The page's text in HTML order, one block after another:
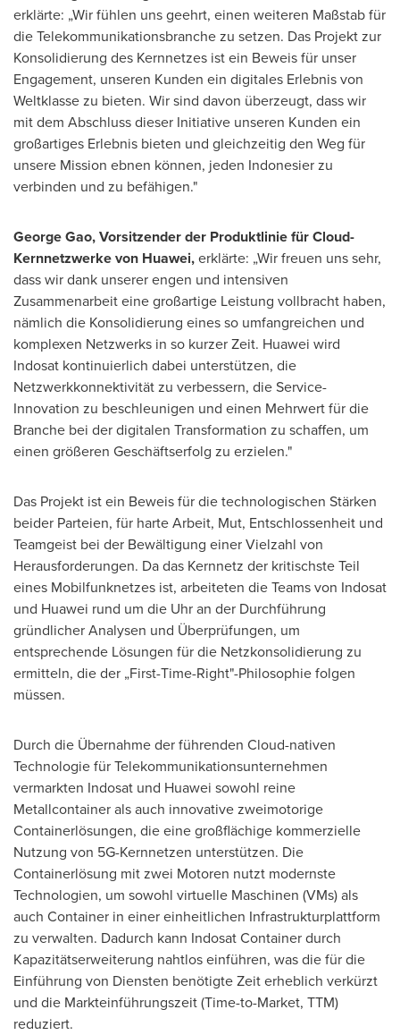
erklärte: „Wir fühlen uns geehrt, einen weiteren Maßstab für
die Telekommunikationsbranche zu setzen. Das Projekt zur
Konsolidierung des Kernnetzes ist ein Beweis für unser
Engagement, unseren Kunden ein digitales Erlebnis von
Weltklasse zu bieten. Wir sind davon überzeugt, dass wir
mit dem Abschluss dieser Initiative unseren Kunden ein
großartiges Erlebnis bieten und gleichzeitig den Weg für
unsere Mission ebnen können, jeden Indonesier zu
verbinden und zu befähigen."
George Gao, Vorsitzender der Produktlinie für Cloud-
Kernnetzwerke von Huawei,erklärte: „Wir freuen uns sehr,
dass wir dank unserer engen und intensiven
Zusammenarbeit eine großartige Leistung vollbracht haben,
nämlich die Konsolidierung eines so umfangreichen und
komplexen Netzwerks in so kurzer Zeit. Huawei wird
Indosat kontinuierlich dabei unterstützen, die
Netzwerkkonnektivität zu verbessern, die Service-
Innovation zu beschleunigen und einen Mehrwert für die
Branche bei der digitalen Transformation zu schaffen, um
einen größeren Geschäftserfolg zu erzielen."
Das Projekt ist ein Beweis für die technologischen Stärken
beider Parteien, für harte Arbeit, Mut, Entschlossenheit und
Teamgeist bei der Bewältigung einer Vielzahl von
Herausforderungen. Da das Kernnetz der kritischste Teil
eines Mobilfunknetzes ist, arbeiteten die Teams von Indosat
und Huawei rund um die Uhr an der Durchführung
gründlicher Analysen und Überprüfungen, um
entsprechende Lösungen für die Netzkonsolidierung zu
ermitteln, die der „First-Time-Right"-Philosophie folgen
müssen.
Durch die Übernahme der führenden Cloud-nativen
Technologie für Telekommunikationsunternehmen
vermarkten Indosat und Huawei sowohl reine
Metallcontainer als auch innovative zweimotorige
Containerlösungen, die eine großflächige kommerzielle
Nutzung von 5G-Kernnetzen unterstützen. Die
Containerlösung mit zwei Motoren nutzt modernste
Technologien, um sowohl virtuelle Maschinen (VMs) als
auch Container in einer einheitlichen Infrastrukturplattform
zu verwalten. Dadurch kann Indosat Container durch
Kapazitätserweiterung nahtlos einführen, was die für die
Einführung von Diensten benötigte Zeit erheblich verkürzt
und die Markteinführungszeit (Time-to-Market, TTM)
reduziert.